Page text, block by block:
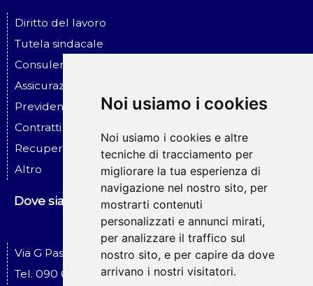
Noi usiamo i cookies
Noi usiamo i cookies e altre
tecniche di tracciamento per
migliorare la tua esperienza di
navigazione nel nostro sito, per
mostrarti contenuti
personalizzati e annunci mirati,
per analizzare il traffico sul
nostro sito, e per capire da dove
arrivano i nostri visitatori.
Diritto del lavoro
Tutela sindacale
Consulenza ed assistenza alle imprese
Assicurazione ed infortunio sul lavoro
Previdenza sociale
Contratti - Assicurazioni - Risar. danni
Recupero crediti - Esecuzioni
Altro
Dove siamo
Via G Pascoli, 19 Messina
Tel. 090 674519